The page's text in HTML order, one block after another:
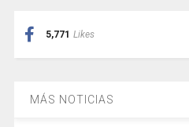
5,771 Likes
MÁS NOTICIAS